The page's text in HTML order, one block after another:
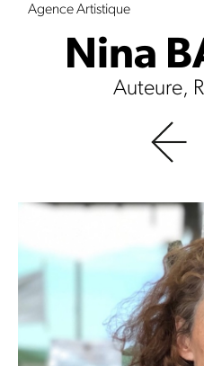
Agence Artistique
Nina
Auteure,